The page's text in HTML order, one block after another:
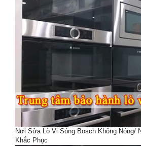
Nơi Sửa Lò Vi Sóng Bosch Không Nóng/
Khắc Phục